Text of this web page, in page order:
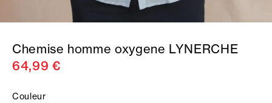
Chemise homme oxygene LYNERCHE
64,99 €
Couleur